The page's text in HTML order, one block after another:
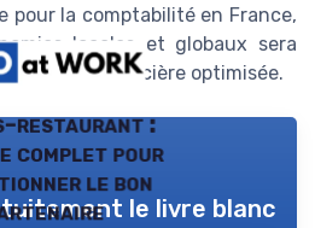
pour la comptabilité en France,
locales et globaux sera
gestion financière optimisée.
restaurant :
complet pour
le bon
le livre blanc